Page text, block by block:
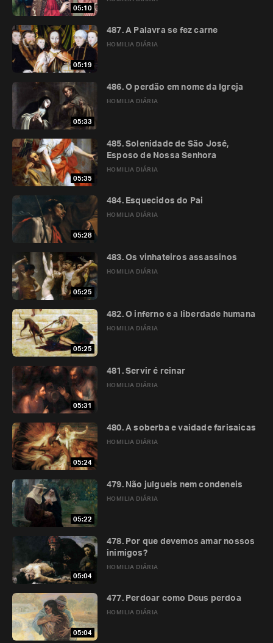
05:10
05:19
HOMILIA DIÁRIA
487. A Palavra se fez carne
05:33
HOMILIA DIÁRIA
486. O perdão em nome da Igreja
05:35
HOMILIA DIÁRIA
485. Solenidade de São José,
Esposo de Nossa Senhora
05:28
HOMILIA DIÁRIA
484. Esquecidos do Pai
05:25
HOMILIA DIÁRIA
483. Os vinhateiros assassinos
05:25
HOMILIA DIÁRIA
482. O inferno e a liberdade humana
05:31
HOMILIA DIÁRIA
481. Servir é reinar
05:24
HOMILIA DIÁRIA
480. A soberba e vaidade farisaicas
05:22
HOMILIA DIÁRIA
479. Não julgueis nem condeneis
05:04
HOMILIA DIÁRIA
478. Por que devemos amar nossos
inimigos?
05:04
HOMILIA DIÁRIA
477. Perdoar como Deus perdoa